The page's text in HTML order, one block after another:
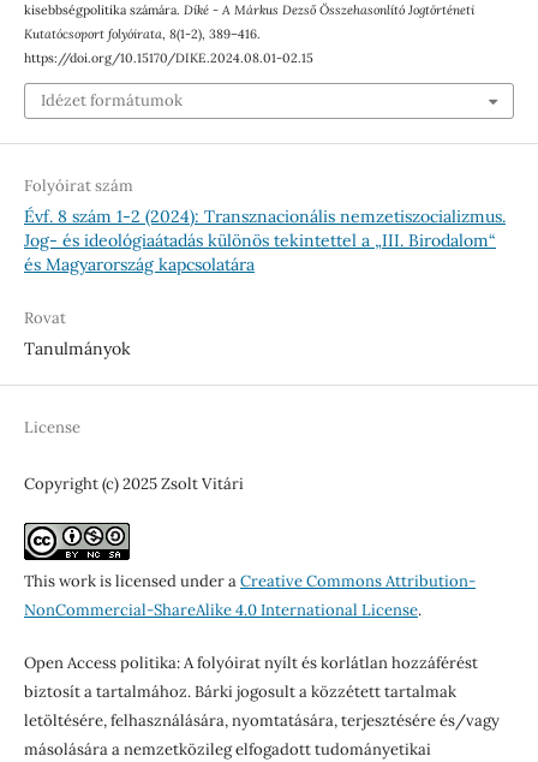
kisebbségpolitika számára. Díké - A Márkus Dezső Összehasonlító Jogtörténeti
Kutatócsoport folyóirata, 8(1-2), 389–416.
https://doi.org/10.15170/DIKE.2024.08.01-02.15
Idézet formátumok
Folyóirat szám
Évf. 8 szám 1-2 (2024): Transznacionális nemzetiszocializmus.
Jog- és ideológiaátadás különös tekintettel a „III. Birodalom“
és Magyarország kapcsolatára
Rovat
Tanulmányok
License
Copyright (c) 2025 Zsolt Vitári
This work is licensed under aCreative Commons Attribution-
NonCommercial-ShareAlike 4.0 International License.
Open Access politika: A folyóirat nyílt és korlátlan hozzáférést
biztosít a tartalmához. Bárki jogosult a közzétett tartalmak
letöltésére, felhasználására, nyomtatására, terjesztésére és/vagy
másolására a nemzetközileg elfogadott tudományetikai